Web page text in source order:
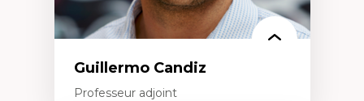
Guillermo Candiz
Professeur adjoint